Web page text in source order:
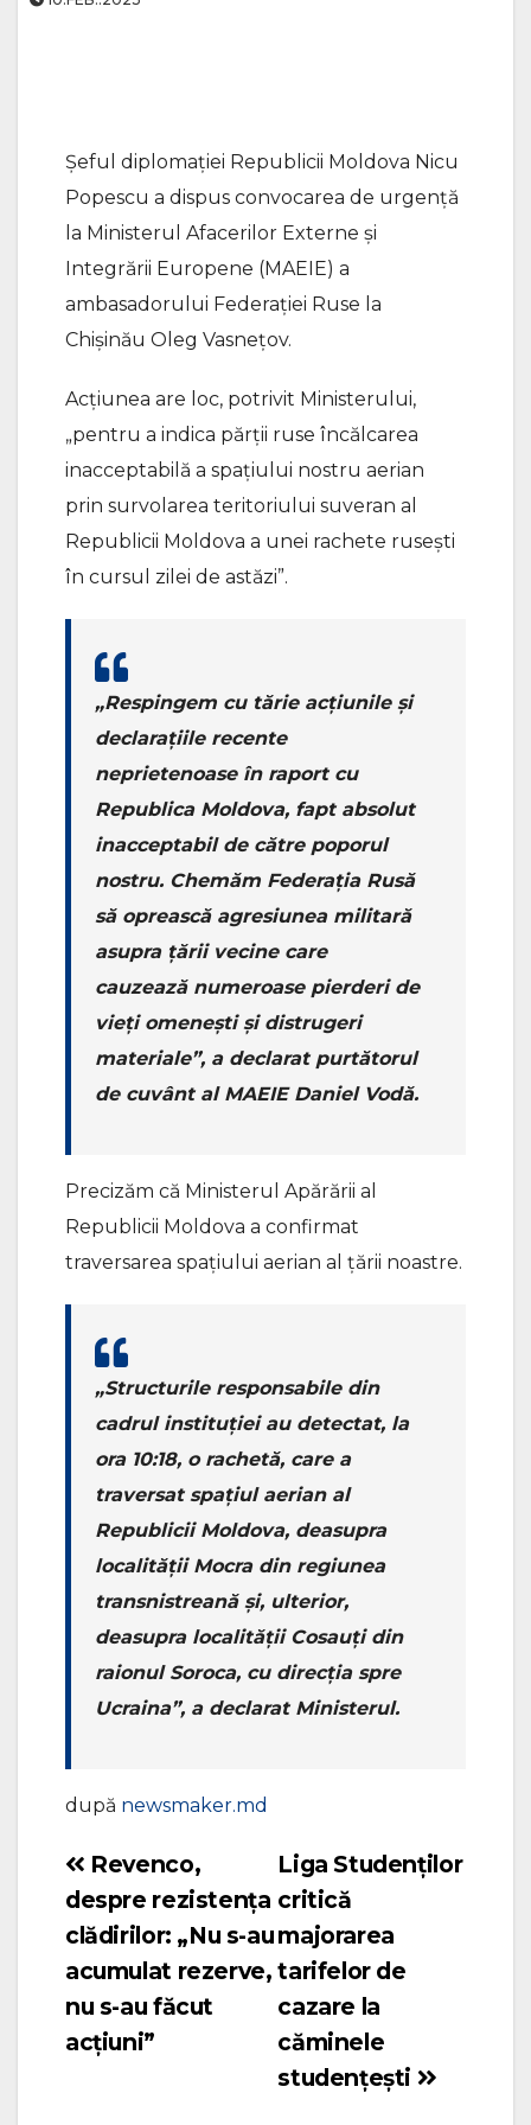
Șeful diplomației Republicii Moldova Nicu
Popescu a dispus convocarea de urgență
la Ministerul Afacerilor Externe și
Integrării Europene (MAEIE) a
ambasadorului Federației Ruse la
Chișinău Oleg Vasnețov.
Acțiunea are loc, potrivit Ministerului,
„pentru a indica părții ruse încălcarea
inacceptabilă a spațiului nostru aerian
prin survolarea teritoriului suveran al
Republicii Moldova a unei rachete rusești
în cursul zilei de astăzi”.
„Respingem cu tărie acțiunile și
declarațiile recente
neprietenoase în raport cu
Republica Moldova, fapt absolut
inacceptabil de către poporul
nostru. Chemăm Federația Rusă
să oprească agresiunea militară
asupra țării vecine care
cauzează numeroase pierderi de
vieți omenești și distrugeri
materiale”, a declarat purtătorul
de cuvânt al MAEIE Daniel Vodă.
Precizăm că Ministerul Apărării al
Republicii Moldova a confirmat
traversarea spațiului aerian al țării noastre.
„Structurile responsabile din
cadrul instituției au detectat, la
ora 10:18, o rachetă, care a
traversat spațiul aerian al
Republicii Moldova, deasupra
localității Mocra din regiunea
transnistreană și, ulterior,
deasupra localității Cosauți din
raionul Soroca, cu direcția spre
Ucraina”, a declarat Ministerul.
după newsmaker.md
Navigare
în
Liga Studenților
critică
majorarea
tarifelor de
cazare la
căminele
studențești
Revenco,
despre rezistența
clădirilor: „Nu s-au
acumulat rezerve,
nu s-au făcut
acțiuni”